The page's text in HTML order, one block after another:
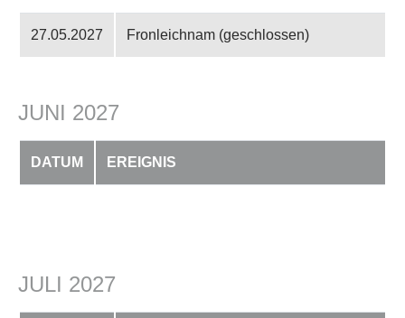
27.05.2027 Fronleichnam (geschlossen)
JUNI 2027
DATUM EREIGNIS
JULI 2027